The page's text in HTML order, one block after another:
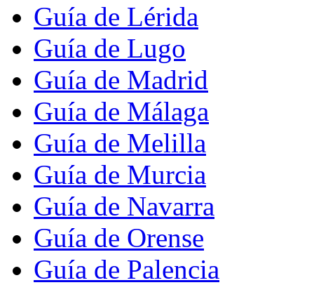
Guía de Lérida
Guía de Lugo
Guía de Madrid
Guía de Málaga
Guía de Melilla
Guía de Murcia
Guía de Navarra
Guía de Orense
Guía de Palencia